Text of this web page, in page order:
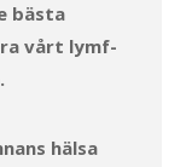
bästa
vårt lymf-
hälsa